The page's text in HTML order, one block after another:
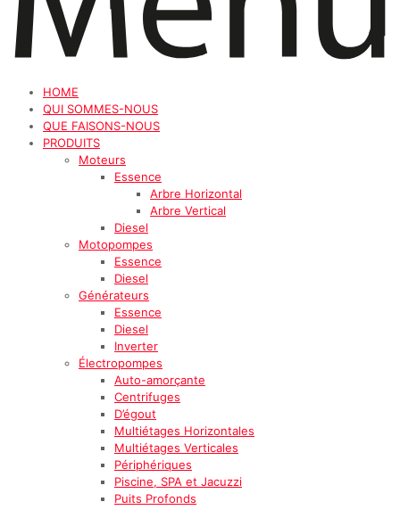
HOME
QUI SOMMES-NOUS
QUE FAISONS-NOUS
PRODUITS
Moteurs
Essence
Arbre Horizontal
Arbre Vertical
Diesel
Motopompes
Essence
Diesel
Générateurs
Essence
Diesel
Inverter
Électropompes
Auto-amorçante
Centrifuges
D’égout
Multiétages Horizontales
Multiétages Verticales
Périphériques
Piscine, SPA et Jacuzzi
Puits Profonds